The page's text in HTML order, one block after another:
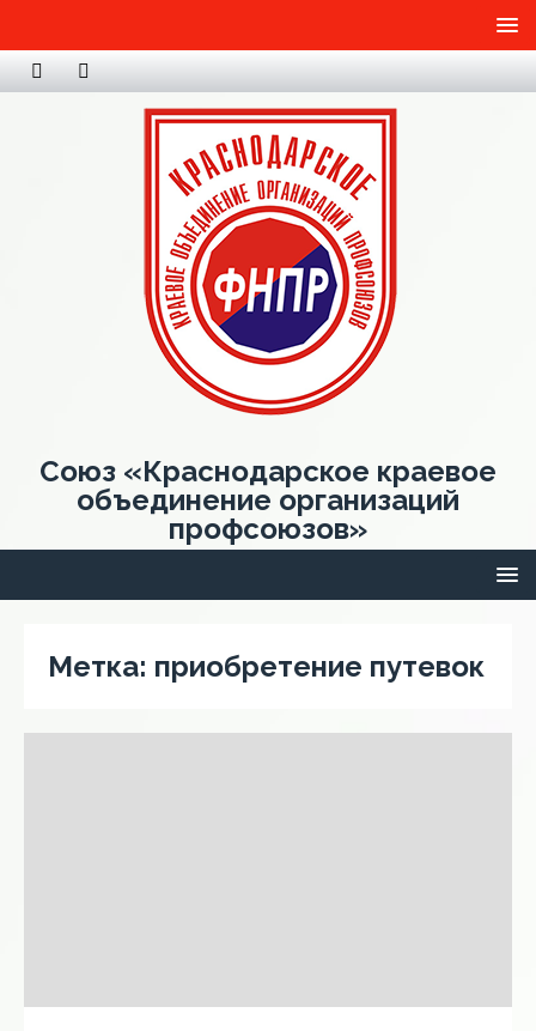
Союз «Краснодарское краевое
объединение организаций
профсоюзов»
Метка: приобретение путевок